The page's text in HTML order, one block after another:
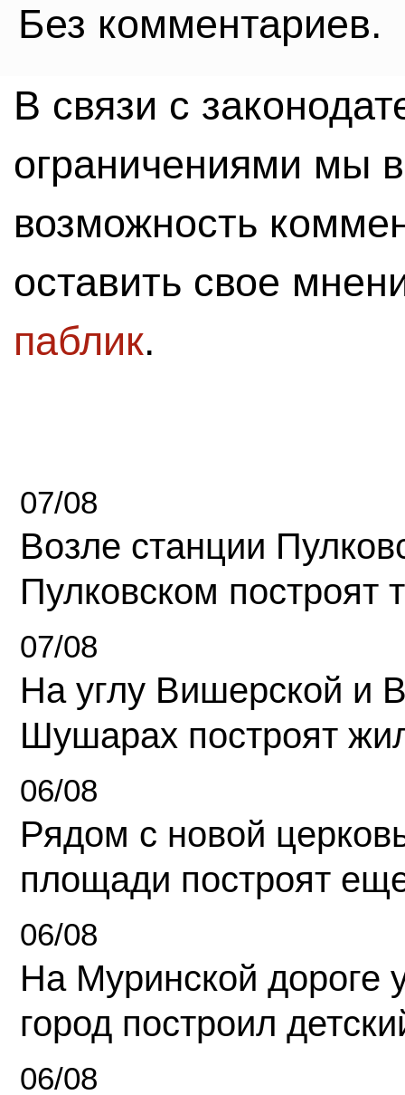
Без комментариев.
В связи с
ограничениями мы
возможность
оставить свое
паблик.
07/08
Возле станции
Пулковском построят
07/08
На углу Вишерской и
Шушарах построят
06/08
Рядом с новой
площади построят
06/08
На Муринской дороге
город построил
06/08